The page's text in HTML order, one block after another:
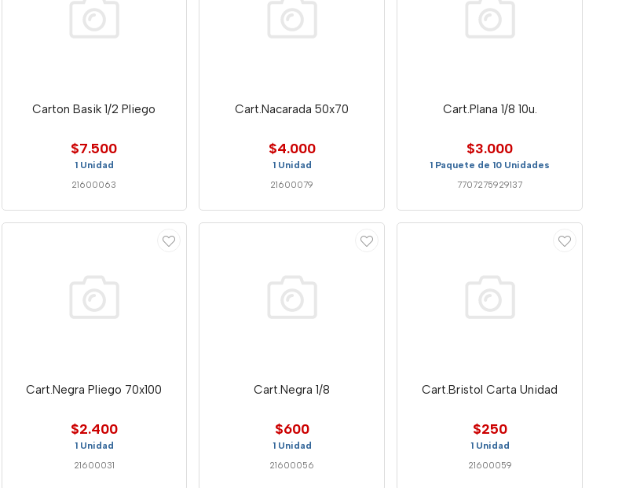
Carton Basik 1/2 Pliego
$7.500
1 Unidad
21600063
Cart.Nacarada 50x70
$4.000
1 Unidad
21600079
Cart.Plana 1/8 10u.
$3.000
1 Paquete de 10 Unidades
7707275929137
Cart.Negra Pliego 70x100
$2.400
1 Unidad
21600031
Cart.Negra 1/8
$600
1 Unidad
21600056
Cart.Bristol Carta Unidad
$250
1 Unidad
21600059